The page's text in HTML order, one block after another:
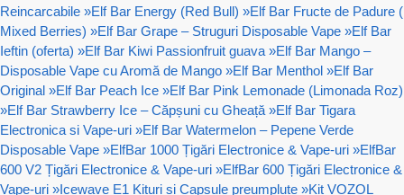
Reincarcabile »Elf Bar Energy (Red Bull) »Elf Bar Fructe de Padure (
Mixed Berries) »Elf Bar Grape – Struguri Disposable Vape »Elf Bar
Ieftin (oferta) »Elf Bar Kiwi Passionfruit guava »Elf Bar Mango –
Disposable Vape cu Aromă de Mango »Elf Bar Menthol »Elf Bar
Original »Elf Bar Peach Ice »Elf Bar Pink Lemonade (Limonada Roz)
»Elf Bar Strawberry Ice – Căpșuni cu Gheață »Elf Bar Tigara
Electronica si Vape-uri »Elf Bar Watermelon – Pepene Verde
Disposable Vape »ElfBar 1000 Țigări Electronice & Vape-uri »ElfBar
600 V2 Țigări Electronice & Vape-uri »ElfBar 600 Țigări Electronice &
Vape-uri »Icewave E1 Kituri si Capsule preumplute »Kit VOZOL